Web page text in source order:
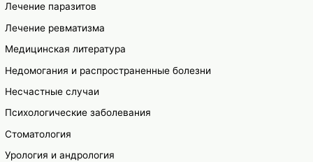
Лечение паразитов
Лечение ревматизма
Медицинская литература
Недомогания и распространенные болезни
Несчастные случаи
Психологические заболевания
Стоматология
Урология и андрология